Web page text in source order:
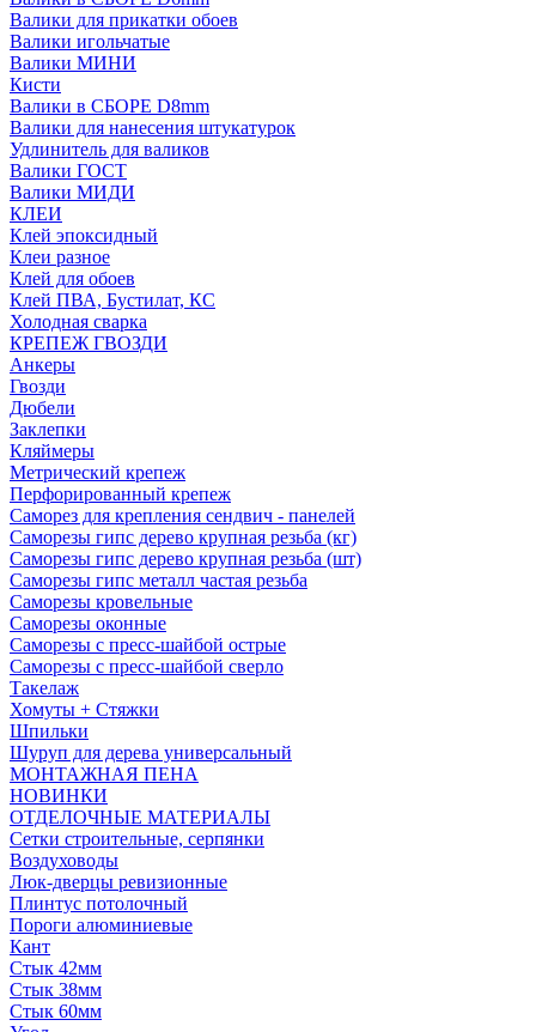
Валики для прикатки обоев
Валики игольчатые
Валики МИНИ
Кисти
Валики в СБОРЕ D8mm
Валики для нанесения штукатурок
Удлинитель для валиков
Валики ГОСТ
Валики МИДИ
КЛЕИ
Клей эпоксидный
Клеи разное
Клей для обоев
Клей ПВА, Бустилат, КС
Холодная сварка
КРЕПЕЖ ГВОЗДИ
Анкеры
Гвозди
Дюбели
Заклепки
Кляймеры
Метрический крепеж
Перфорированный крепеж
Саморез для крепления сендвич - панелей
Саморезы гипс дерево крупная резьба (кг)
Саморезы гипс дерево крупная резьба (шт)
Саморезы гипс металл частая резьба
Саморезы кровельные
Саморезы оконные
Саморезы с пресс-шайбой острые
Саморезы с пресс-шайбой сверло
Такелаж
Хомуты + Стяжки
Шпильки
Шуруп для дерева универсальный
МОНТАЖНАЯ ПЕНА
НОВИНКИ
ОТДЕЛОЧНЫЕ МАТЕРИАЛЫ
Сетки строительные, серпянки
Воздуховоды
Люк-дверцы ревизионные
Плинтус потолочный
Пороги алюминиевые
Кант
Стык 42мм
Стык 38мм
Стык 60мм